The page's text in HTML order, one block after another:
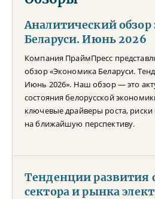
Аналитический
Беларуси. Июнь 2026
Компания ПраймПресс
обзор «Экономика Беларуси.
Июнь 2026». Наш обзор — это
состояния белорусской
ключевые драйверы роста,
на ближайшую перспективу.
Тенденции развития
сектора и рынка